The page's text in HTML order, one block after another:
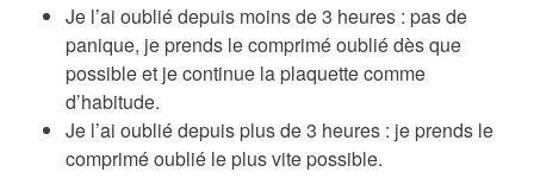
Je l’ai oublié depuis moins de 3 heures : pas de
panique, je prends le comprimé oublié dès que
possible et je continue la plaquette comme
d’habitude.
Je l’ai oublié depuis plus de 3 heures : je prends le
comprimé oublié le plus vite possible.